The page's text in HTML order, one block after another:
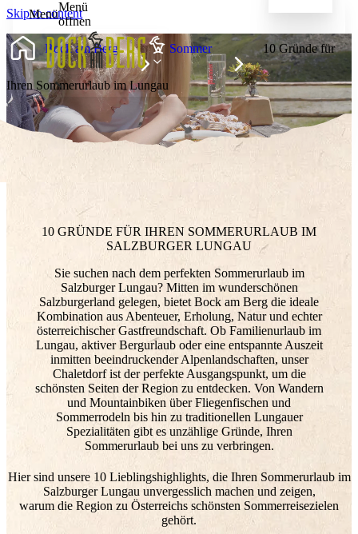
Skip to content
Menü
Menü
öffnen
LASS DIE ZÜGEL LOS
BOCK AM BERG
SOMMER AM BERG
FLIEGENFISCHEN
WINTER AM BERG
BERGGESCHICHTEN
KONTAKT
office@chaletdorf-fanningberg.at
DEEN
Bock am Berg Sommer 10 Gründe für
Ihren Sommerurlaub im Lungau
10 GRÜNDE FÜR IHREN SOMMERURLAUB IM
SALZBURGER LUNGAU
Sie suchen nach dem perfekten Sommerurlaub im
Salzburger Lungau? Mitten im wunderschönen
Salzburgerland gelegen, bietet Bock am Berg die ideale
Kombination aus Abenteuer, Erholung, Natur und echter
österreichischer Gastfreundschaft. Ob Familienurlaub im
Lungau, aktiver Bergurlaub oder eine entspannte Auszeit
inmitten beeindruckender Alpenlandschaften, unser
Chaletdorf ist der perfekte Ausgangspunkt, um die
schönsten Seiten der Region zu entdecken. Von Wandern
und Mountainbiken über Fliegenfischen und
Sommerrodeln bis hin zu traditionellen Lungauer
Spezialitäten gibt es unzählige Gründe, Ihren
Sommerurlaub bei uns zu verbringen.
Hier sind unsere 10 Lieblingshighlights, die Ihren Sommerurlaub im
Salzburger Lungau unvergesslich machen und zeigen,
warum die Region zu Österreichs schönsten Sommerreisezielen
gehört.